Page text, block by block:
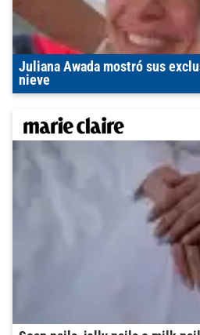
Juliana Awada mostró sus
nieve